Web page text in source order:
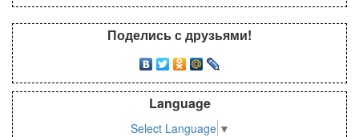
Поделись с друзьями!
Language
Select Language ▼